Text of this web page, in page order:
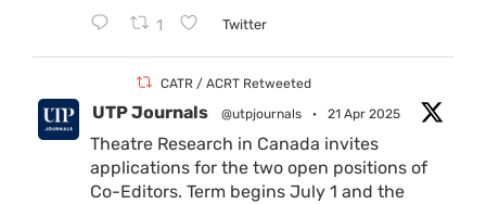
1 Twitter
CATR / ACRT Retweeted
UTP Journals @utpjournals · 21 Apr 2025
Theatre Research in Canada invites
applications for the two open positions of
Co-Editors. Term begins July 1 and the